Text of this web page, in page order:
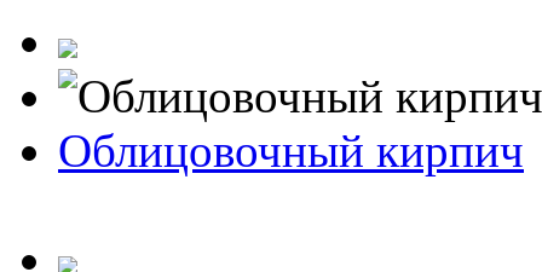
Облицовочный кирпич